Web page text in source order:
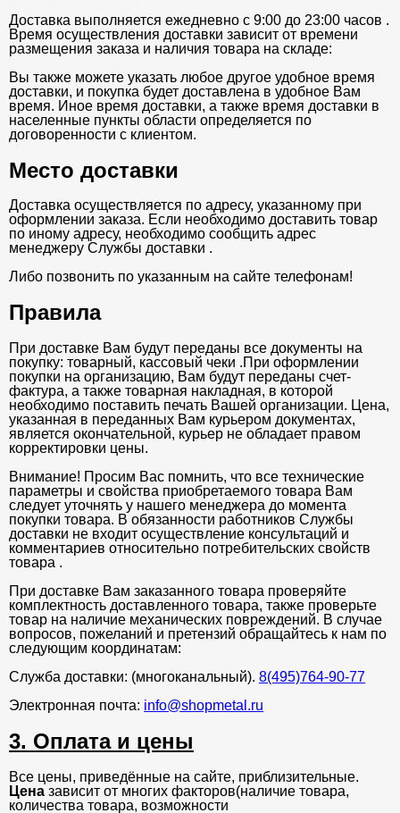
Доставка выполняется ежедневно с 9:00 до 23:00 часов .
Время осуществления доставки зависит от времени
размещения заказа и наличия товара на складе:
Вы также можете указать любое другое удобное время
доставки, и покупка будет доставлена в удобное Вам
время. Иное время доставки, а также время доставки в
населенные пункты области определяется по
договоренности с клиентом.
Место доставки
Доставка осуществляется по адресу, указанному при
оформлении заказа. Если необходимо доставить товар
по иному адресу, необходимо сообщить адрес
менеджеру Службы доставки .
Либо позвонить по указанным на сайте телефонам!
Правила
При доставке Вам будут переданы все документы на
покупку: товарный, кассовый чеки .При оформлении
покупки на организацию, Вам будут переданы счет-
фактура, а также товарная накладная, в которой
необходимо поставить печать Вашей организации. Цена,
указанная в переданных Вам курьером документах,
является окончательной, курьер не обладает правом
корректировки цены.
Внимание! Просим Вас помнить, что все технические
параметры и свойства приобретаемого товара Вам
следует уточнять у нашего менеджера до момента
покупки товара. В обязанности работников Службы
доставки не входит осуществление консультаций и
комментариев относительно потребительских свойств
товара .
При доставке Вам заказанного товара проверяйте
комплектность доставленного товара, также проверьте
товар на наличие механических повреждений. В случае
вопросов, пожеланий и претензий обращайтесь к нам по
следующим координатам:
Служба доставки: (многоканальный). 8(495)764-90-77
Электронная почта: info@shopmetal.ru
3. Оплата и цены
Все цены, приведённые на сайте, приблизительные.
Цена зависит от многих факторов(наличие товара,
количества товара, возможности